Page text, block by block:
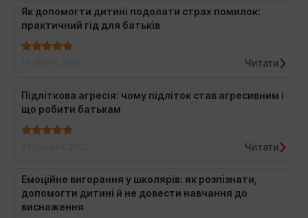
Як допомогти дитині подолати страх помилок:
практичний гід для батьків
Читати
Підліткова агресія: чому підліток став агресивним і
що робити батькам
Читати
Емоційне вигорання у школярів: як розпізнати,
допомогти дитині й не довести навчання до
виснаження